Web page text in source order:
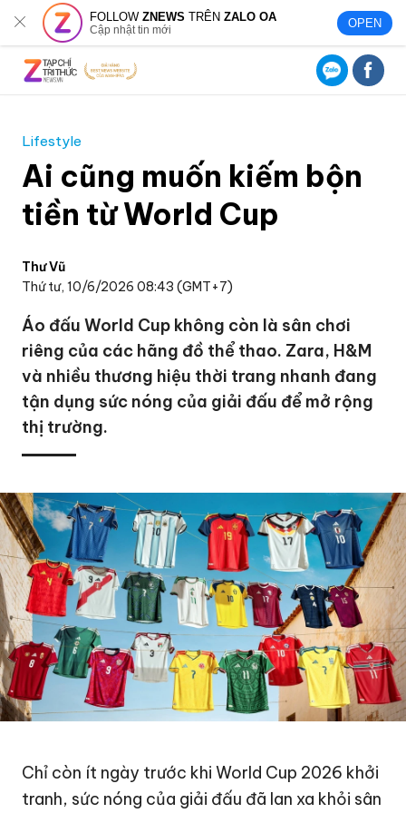
FOLLOWZNEWS TRÊNZALO OA
Cập nhật tin mới OPEN
Lifestyle
Ai cũng muốn kiếm bộn
tiền từ World Cup
Thư Vũ
Thứ tư, 10/6/2026 08:43 (GMT+7)
Áo đấu World Cup không còn là sân chơi
riêng của các hãng đồ thể thao. Zara, H&M
và nhiều thương hiệu thời trang nhanh đang
tận dụng sức nóng của giải đấu để mở rộng
thị trường.
Chỉ còn ít ngày trước khiWorld Cup 2026 khởi
tranh, sức nóng của giải đấu đã lan xa khỏi sân